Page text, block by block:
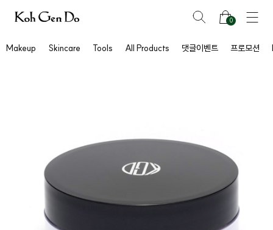
0
Makeup Skincare Tools All Products 댓글이벤트 프로모션